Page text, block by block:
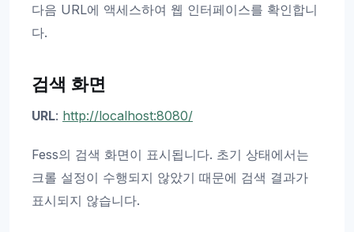
다음 URL에 액세스하여 웹 인터페이스를 확인합니
다.
검색 화면
URL: http://localhost:8080/
Fess의 검색 화면이 표시됩니다. 초기 상태에서는
크롤 설정이 수행되지 않았기 때문에 검색 결과가
표시되지 않습니다.